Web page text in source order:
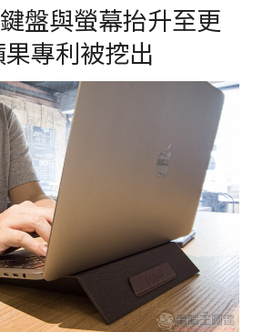
盤與螢幕抬升至更
專利被挖出